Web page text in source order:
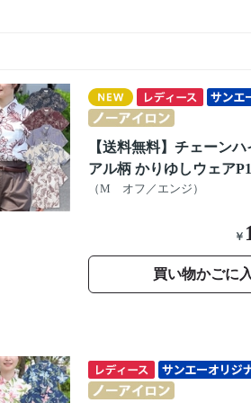
【送料無料】チェーン
アル柄 かりゆしウェア
（M オフ／エンジ）
￥
買い物かごに